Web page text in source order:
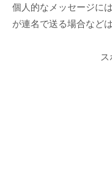
個人的なメッセージに
が連名で送る場合など